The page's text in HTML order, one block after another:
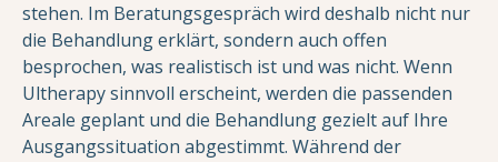
stehen. Im Beratungsgespräch wird deshalb nicht nur
die Behandlung erklärt, sondern auch offen
besprochen, was realistisch ist und was nicht. Wenn
Ultherapy sinnvoll erscheint, werden die passenden
Areale geplant und die Behandlung gezielt auf Ihre
Ausgangssituation abgestimmt. Während der